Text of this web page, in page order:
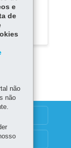
e
de
não
não